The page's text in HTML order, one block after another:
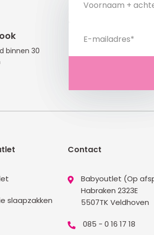
binnen 30
slaapzakken
Contact
Babyoutlet (Op
Habraken 2323E
5507TK Veldhoven
085 - 0 16 17 18